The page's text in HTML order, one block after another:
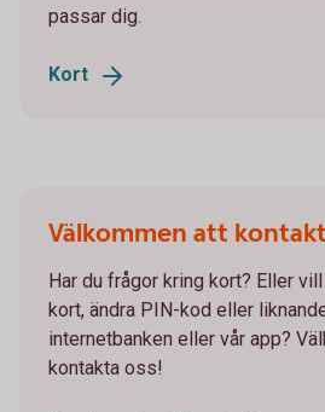
passar dig.
Kort
Välkommen att
Har du frågor kring kort? Eller
kort, ändra PIN-kod eller
internetbanken eller vår app?
kontakta oss!